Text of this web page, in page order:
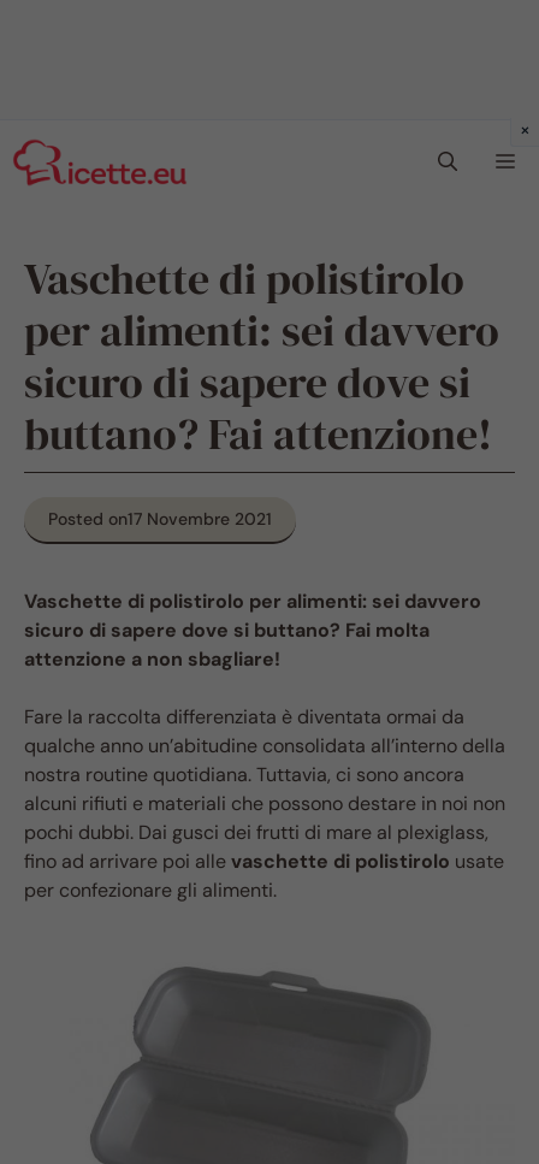
al
contenuto
Vaschette di polistirolo
per alimenti: sei davvero
sicuro di sapere dove si
buttano? Fai attenzione!
Posted on17 Novembre 2021
Vaschette di polistirolo per alimenti: sei davvero
sicuro di sapere dove si buttano? Fai molta
attenzione a non sbagliare!
Fare la raccolta differenziata è diventata ormai da
qualche anno un’abitudine consolidata all’interno della
nostra routine quotidiana. Tuttavia, ci sono ancora
alcuni rifiuti e materiali che possono destare in noi non
pochi dubbi. Dai gusci dei frutti di mare al plexiglass,
fino ad arrivare poi allevaschette di polistirolo usate
per confezionare gli alimenti.